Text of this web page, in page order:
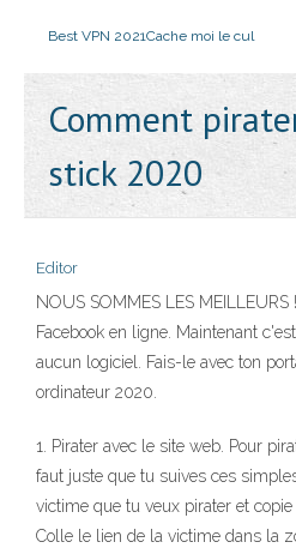
Best VPN 2021Cache moi le cul
Comment
stick 2020
Editor
NOUS SOMMES LES
Facebook en ligne. Maintenant
aucun logiciel. Fais-le avec ton
ordinateur 2020.
1. Pirater avec le site web. Pour
faut juste que tu suives ces
victime que tu veux pirater et copie
Colle le lien de la victime dans la